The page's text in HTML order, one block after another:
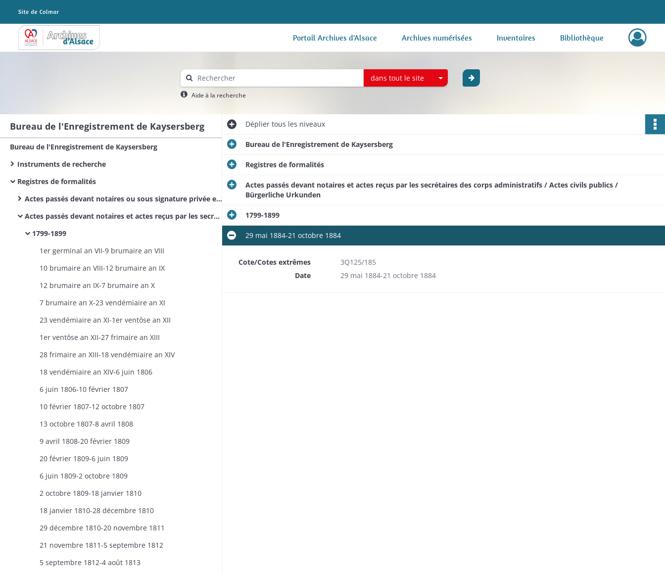
Archives Alsace - Colmar Portail Archives d'Alsace Archives numérisées Inventaires Bibliothèque
dans tout le site
Aide à la recherche
Bureau de l'Enregistrement de Kaysersberg
Bureau de l'Enregistrement de Kaysersberg
Instruments de recherche
Registres de formalités
Actes passés devant notaires ou sous signature privée et actes reçus par les secrétaires des corps municipaux et administratifs
Actes passés devant notaires et actes reçus par les secrétaires des corps administratifs / Actes civils publics / Bürgerliche Urkunden
1799-1899​
1er germinal an VII-9 brumaire an VIII
10 brumaire an VIII-12 brumaire an IX
12 brumaire an IX-7 brumaire an X
7 brumaire an X-23 vendémiaire an XI
23 vendémiaire an XI-1er ventôse an XII
1er ventôse an XII-27 frimaire an XIII
28 frimaire an XIII-18 vendémiaire an XIV
18 vendémiaire an XIV-6 juin 1806
6 juin 1806-10 février 1807
10 février 1807-12 octobre 1807
13 octobre 1807-8 avril 1808
9 avril 1808-20 février 1809
20 février 1809-6 juin 1809
6 juin 1809-2 octobre 1809
2 octobre 1809-18 janvier 1810
18 janvier 1810-28 décembre 1810
29 décembre 1810-20 novembre 1811
21 novembre 1811-5 septembre 1812
5 septembre 1812-4 août 1813
Dépliertous les niveaux
Bureau de l'Enregistrement de Kaysersberg
Registres de formalités
Actes passés devant notaires et actes reçus par les secrétaires des corps administratifs / Actes civils publics /
Bürgerliche Urkunden
1799-1899​
29 mai 1884-21 octobre 1884
Cote/Cotes extrêmes
​3Q125/185
Date
29 mai 1884-21 octobre 1884